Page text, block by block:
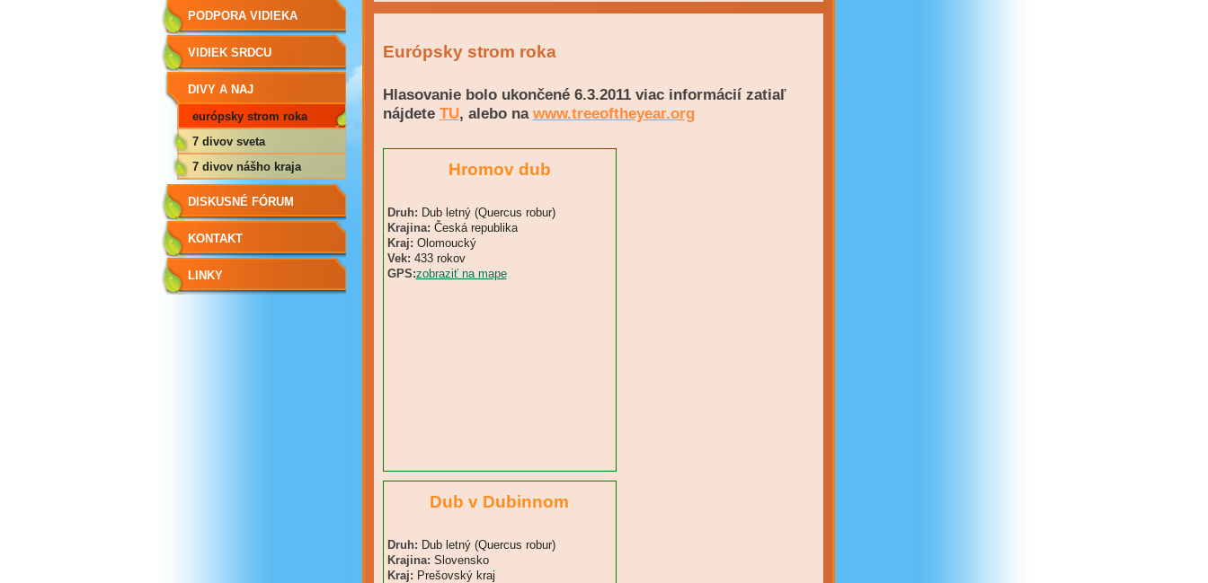
Európsky strom roka
Hlasovanie bolo ukončené 6.3.2011 viac informácií zatiaľ
nájdete TU, alebo na www.treeoftheyear.org
Hromov dub
Druh: Dub letný (Quercus robur)
Krajina: Česká republika
Kraj: Olomoucký
Vek: 433 rokov
GPS:zobraziť na mape
Dub v Dubinnom
Druh: Dub letný (Quercus robur)
Krajina: Slovensko
Kraj: Prešovský kraj
PODPORA VIDIEKA
VIDIEK SRDCU
NAJDRAHŠÍ
DIVY A NAJ
európsky strom roka
7 divov sveta
7 divov nášho kraja
DISKUSNÉ FÓRUM
KONTAKT
LINKY